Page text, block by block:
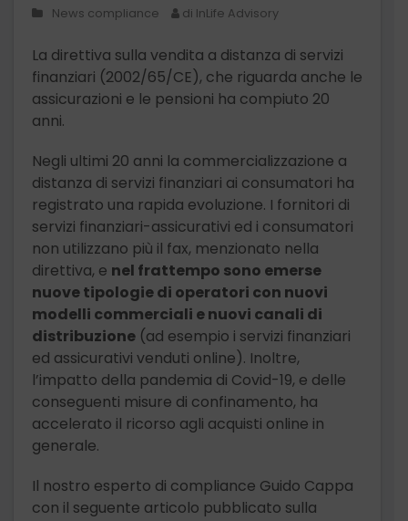
News compliance di InLife Advisory
La direttiva sulla vendita a distanza di servizi
finanziari (2002/65/CE), che riguarda anche le
assicurazioni e le pensioni ha compiuto 20
anni.
Negli ultimi 20 anni la commercializzazione a
distanza di servizi finanziari ai consumatori ha
registrato una rapida evoluzione. I fornitori di
servizi finanziari-assicurativi ed i consumatori
non utilizzano più il fax, menzionato nella
direttiva, e nel frattempo sono emerse
nuove tipologie di operatori con nuovi
modelli commerciali e nuovi canali di
distribuzione (ad esempio i servizi finanziari
ed assicurativi venduti online). Inoltre,
l’impatto della pandemia di Covid-19, e delle
conseguenti misure di confinamento, ha
accelerato il ricorso agli acquisti online in
generale.
Il nostro esperto di compliance Guido Cappa
con il seguente articolo pubblicato sulla